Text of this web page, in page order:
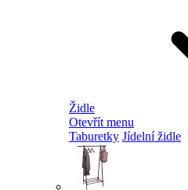
Židle
Otevřít menu
Taburetky Jídelní židle